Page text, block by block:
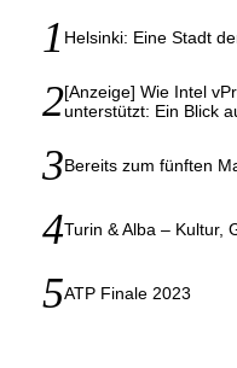
Helsinki: Eine Stadt
[Anzeige] Wie Intel
unterstützt: Ein Blick
Bereits zum fünften
Turin & Alba – Kultur,
ATP Finale 2023